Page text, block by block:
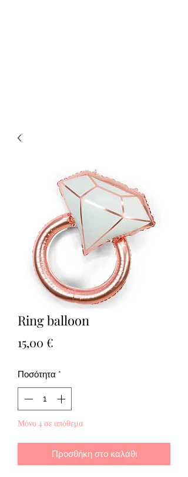
Ring balloon
15,00 €
Ποσότητα *
Μόνο 4 σε απόθεμα
Προσθήκη στο καλάθι